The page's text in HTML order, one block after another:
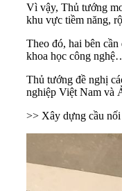
Vì vậy, Thủ tướng
khu vực tiềm năng,
Theo đó, hai bên
khoa học công
Thủ tướng đề nghị
nghiệp Việt Nam và
>> Xây dựng cầu